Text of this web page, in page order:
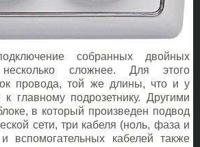
собранных двойных
сложнее. Для этого
провода, той же длины, что и у
к главному подрозетнику. Другими
в который произведен подвод
сети, три кабеля (ноль, фаза и
вспомогательных кабелей также